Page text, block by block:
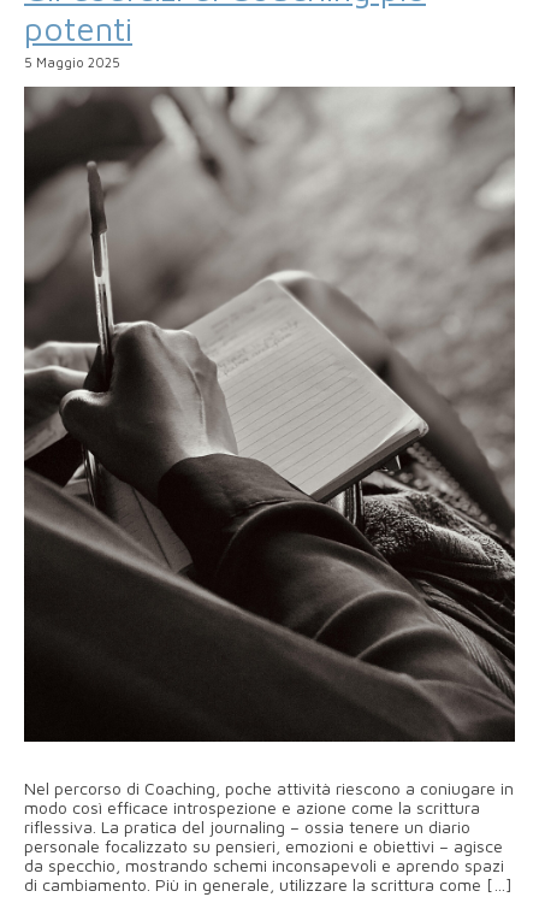
potenti
5 Maggio 2025
Nel percorso di Coaching, poche attività riescono a coniugare in
modo così efficace introspezione e azione come la scrittura
riflessiva. La pratica del journaling – ossia tenere un diario
personale focalizzato su pensieri, emozioni e obiettivi – agisce
da specchio, mostrando schemi inconsapevoli e aprendo spazi
di cambiamento. Più in generale, utilizzare la scrittura come […]